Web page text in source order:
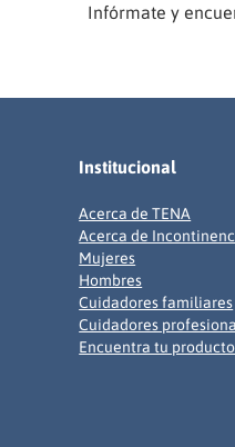
Infórmate y
Institucional
Acerca de TENA
Acerca de
Mujeres
Hombres
Cuidadores familiares
Cuidadores
Encuentra tu